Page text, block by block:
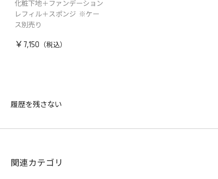
化粧下地＋ファンデーション
レフィル＋スポンジ ※ケー
ス別売り
￥7,150
履歴を残さない
関連カテゴリ